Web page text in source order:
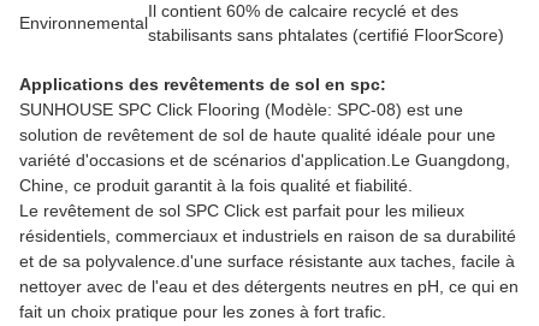
Environnemental
Il contient 60% de calcaire recyclé et des
stabilisants sans phtalates (certifié FloorScore)
Applications des revêtements de sol en spc:
SUNHOUSE SPC Click Flooring (Modèle: SPC-08) est une
solution de revêtement de sol de haute qualité idéale pour une
variété d'occasions et de scénarios d'application.Le Guangdong,
Chine, ce produit garantit à la fois qualité et fiabilité.
Le revêtement de sol SPC Click est parfait pour les milieux
résidentiels, commerciaux et industriels en raison de sa durabilité
et de sa polyvalence.d'une surface résistante aux taches, facile à
nettoyer avec de l'eau et des détergents neutres en pH, ce qui en
fait un choix pratique pour les zones à fort trafic.